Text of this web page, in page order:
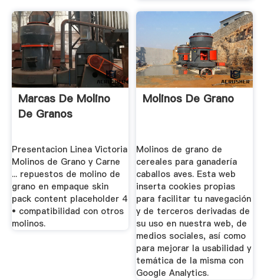
Marcas De Molino
De Granos
Presentacion Linea Victoria
Molinos de Grano y Carne
... repuestos de molino de
grano en empaque skin
pack content placeholder 4
• compatibilidad con otros
molinos.
Molinos De Grano
Molinos de grano de
cereales para ganadería
caballos aves. Esta web
inserta cookies propias
para facilitar tu navegación
y de terceros derivadas de
su uso en nuestra web, de
medios sociales, así como
para mejorar la usabilidad y
temática de la misma con
Google Analytics.